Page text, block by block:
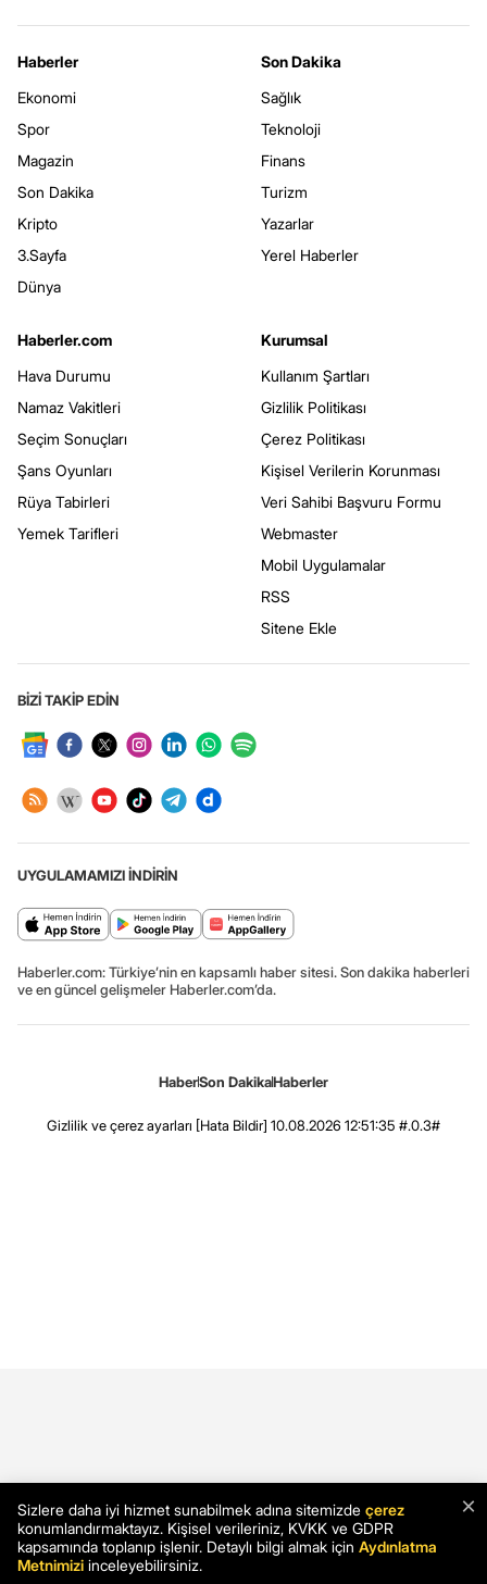
Haberler
Ekonomi
Spor
Magazin
Son Dakika
Kripto
3.Sayfa
Dünya
Son Dakika
Sağlık
Teknoloji
Finans
Turizm
Yazarlar
Yerel Haberler
Haberler.com
Hava Durumu
Namaz Vakitleri
Seçim Sonuçları
Şans Oyunları
Rüya Tabirleri
Yemek Tarifleri
Kurumsal
Kullanım Şartları
Gizlilik Politikası
Çerez Politikası
Kişisel Verilerin Korunması
Veri Sahibi Başvuru Formu
Webmaster
Mobil Uygulamalar
RSS
Sitene Ekle
BİZİ TAKİP EDİN
UYGULAMAMIZI İNDİRİN
Haberler.com: Türkiye’nin en kapsamlı haber sitesi. Son dakika haberleri
ve en güncel gelişmeler Haberler.com’da.
HaberSon DakikaHaberler
Gizlilik ve çerez ayarları [Hata Bildir] 10.08.2026 12:51:35 #.0.3#
×
Sizlere daha iyi hizmet sunabilmek adına sitemizde çerez
konumlandırmaktayız. Kişisel verileriniz, KVKK ve GDPR
kapsamında toplanıp işlenir. Detaylı bilgi almak için Aydınlatma
Metnimizi inceleyebilirsiniz.